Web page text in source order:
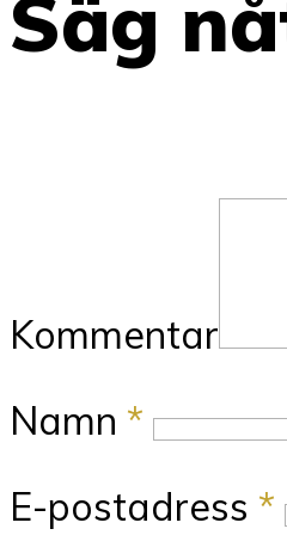
Säg
Kommentar
Namn *
E-postadress *